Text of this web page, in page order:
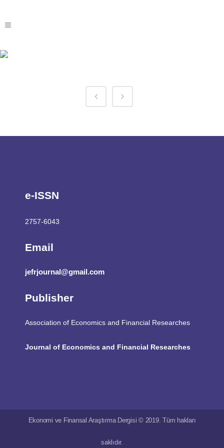
e-ISSN
2757-6043
Email
jefrjournal@gmail.com
Publisher
Association of Economics and Financial Researches
Journal of Economics and Financial Researches
Ekonomi ve Finansal Araştırma Dergisi © 2019. Tüm hakları
saklıdır.